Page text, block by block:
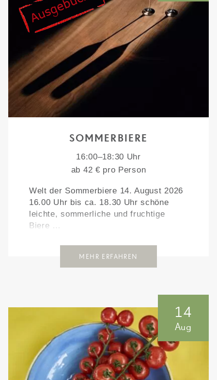
SOMMERBIERE
16:00–18:30 Uhr
ab 42 € pro Person
Welt der Sommerbiere 14. August 2026
16.00 Uhr bis ca. 18.30 Uhr schöne
leichte, sommerliche und fruchtige
Biere …
MEHR ERFAHREN
14
Aug